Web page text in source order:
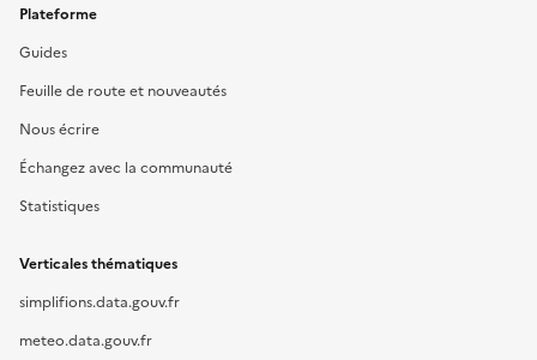
Plateforme
Guides
Feuille de route et nouveautés
Nous écrire
Échangez avec la communauté
Statistiques
Verticales thématiques
simplifions.data.gouv.fr
meteo.data.gouv.fr